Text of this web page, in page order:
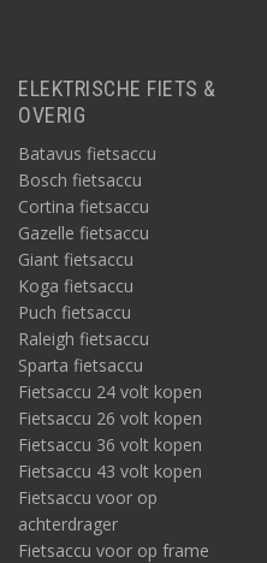
ELEKTRISCHE FIETS &
OVERIG
Batavus fietsaccu
Bosch fietsaccu
Cortina fietsaccu
Gazelle fietsaccu
Giant fietsaccu
Koga fietsaccu
Puch fietsaccu
Raleigh fietsaccu
Sparta fietsaccu
Fietsaccu 24 volt kopen
Fietsaccu 26 volt kopen
Fietsaccu 36 volt kopen
Fietsaccu 43 volt kopen
Fietsaccu voor op
achterdrager
Fietsaccu voor op frame